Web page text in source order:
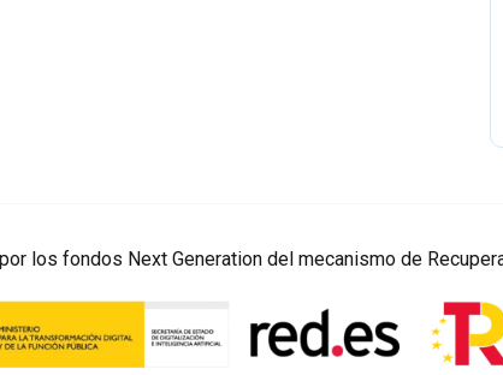
los fondos Next Generation del mecanismo de